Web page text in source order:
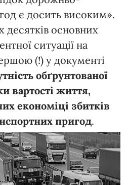
є досить високим».
десятків основних
ситуації на
(!) у документі
обґрунтованої
вартості життя,
економіці збитків
пригод.